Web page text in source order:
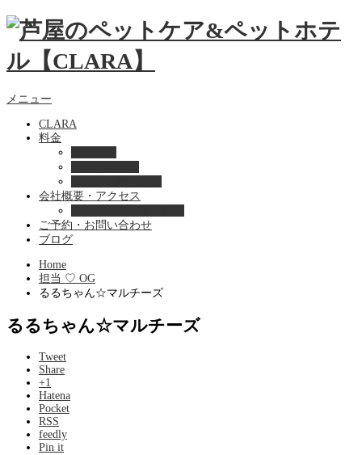
メニュー
CLARA
料金
会社概要・アクセス
ご予約・お問い合わせ
ブログ
Home
担当 ♡ OG
るるちゃん☆マルチーズ
るるちゃん☆マルチーズ
Tweet
Share
+1
Hatena
Pocket
RSS
feedly
Pin it